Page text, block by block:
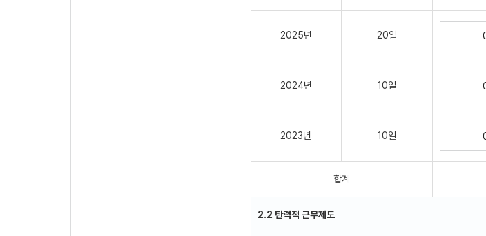
2025년 20일
2024년 10일
2023년 10일
합계
2.2 탄력적 근무제도